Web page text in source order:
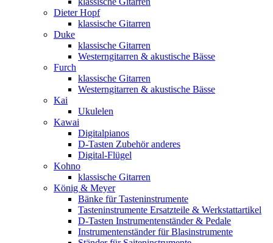
Dieter Hopf
klassische Gitarren
Duke
klassische Gitarren
Westerngitarren & akustische Bässe
Furch
klassische Gitarren
Westerngitarren & akustische Bässe
Kai
Ukulelen
Kawai
Digitalpianos
D-Tasten Zubehör anderes
Digital-Flügel
Kohno
klassische Gitarren
König & Meyer
Bänke für Tasteninstrumente
Tasteninstrumente Ersatzteile & Werkstattartikel
D-Tasten Instrumentenständer & Pedale
Instrumentenständer für Blasinstrumente